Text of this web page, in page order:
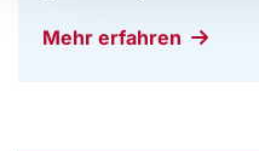
Mehr erfahren